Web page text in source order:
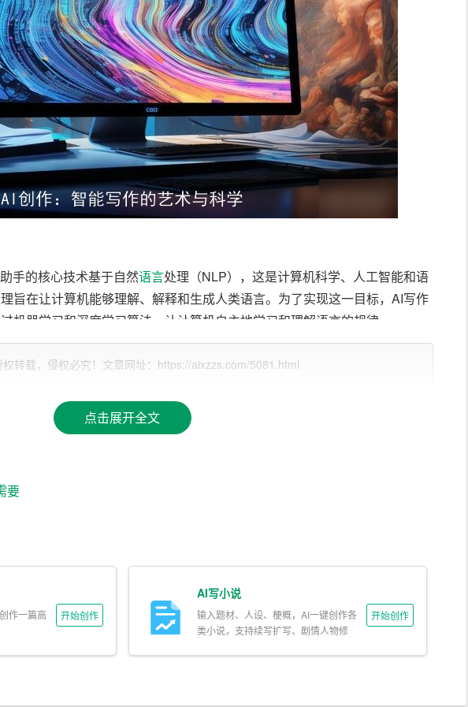
手的核心技术基于自然语言处理（NLP），这是计算机科学、人工智能和语
旨在让计算机能够理解、解释和生成人类语言。为了实现这一目标，AI写作
机器学习和深度学习算法，让计算机自主地学习和理解语言的规律。
要处理大量的文本数据，从中提取出关键信息，理解文章的主旨和结构。此
辑推理能力，以便在写作过程中进行合理的推断和论证。在这个过程中，AI
确保写作质量。
富的词汇和恰当的语句表达，使文章具有一定的文学价值。为了达到这个目
性。AI写作助手需要在充分理解现有作品的基础上，进行创新和突破，形成
转载，侵权必究！文章网址：https://aixzzs.com/5081.html
点击展开全文
要
作一篇高
开始创作
AI写小说
输入题材、人设、梗概，AI一键创作各
类小说，支持续写扩写、剧情人物修
开始创作